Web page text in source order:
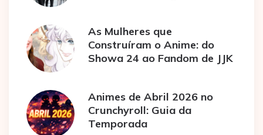
As Mulheres que
Construíram o Anime: do
Showa 24 ao Fandom de JJK
Animes de Abril 2026 no
Crunchyroll: Guia da
Temporada